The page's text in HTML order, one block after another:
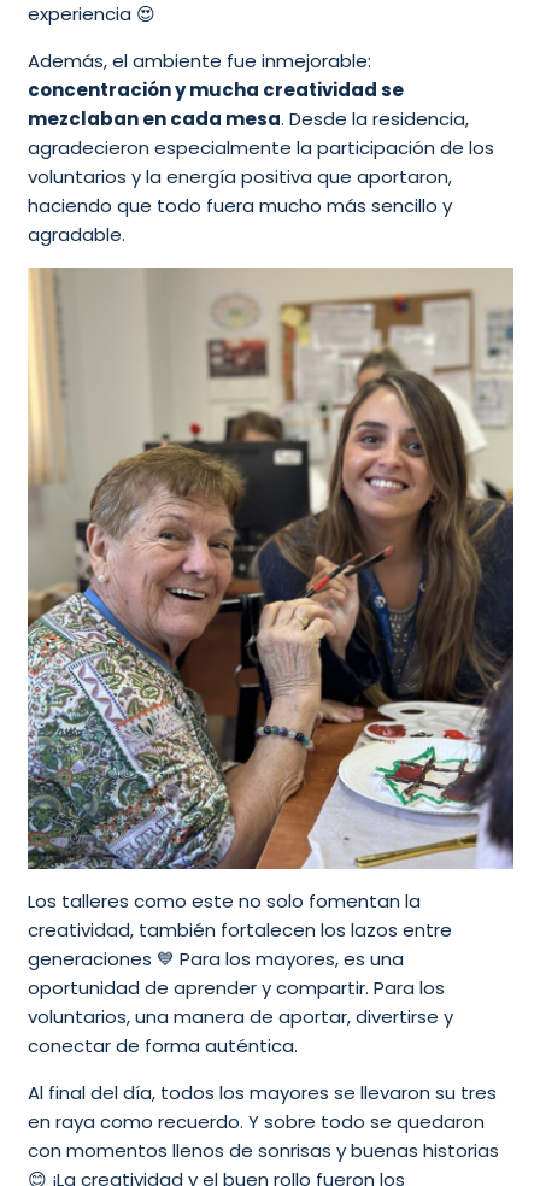
experiencia 😍
Además, el ambiente fue inmejorable:
concentración y mucha creatividad se
mezclaban en cada mesa. Desde la residencia,
agradecieron especialmente la participación de los
voluntarios y la energía positiva que aportaron,
haciendo que todo fuera mucho más sencillo y
agradable.
Los talleres como este no solo fomentan la
creatividad, también fortalecen los lazos entre
generaciones 💙 Para los mayores, es una
oportunidad de aprender y compartir. Para los
voluntarios, una manera de aportar, divertirse y
conectar de forma auténtica.
Al final del día, todos los mayores se llevaron su tres
en raya como recuerdo. Y sobre todo se quedaron
con momentos llenos de sonrisas y buenas historias
😊 ¡La creatividad y el buen rollo fueron los